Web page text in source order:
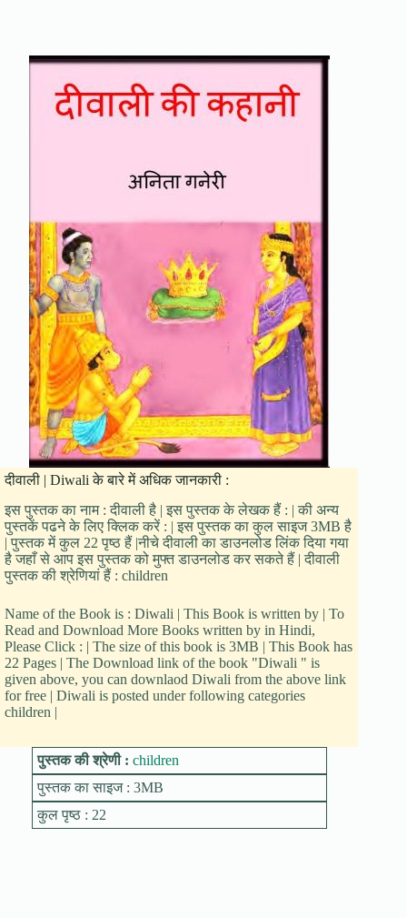
दीवाली | Diwali के बारे में अधिक जानकारी :
इस पुस्तक का नाम : दीवाली है | इस पुस्तक के लेखक हैं : | की अन्य
पुस्तकें पढने के लिए क्लिक करें : | इस पुस्तक का कुल साइज 3MB है
| पुस्तक में कुल 22 पृष्ठ हैं |नीचे दीवाली का डाउनलोड लिंक दिया गया
है जहाँ से आप इस पुस्तक को मुफ्त डाउनलोड कर सकते हैं | दीवाली
पुस्तक की श्रेणियां हैं : children
Name of the Book is : Diwali | This Book is written by | To
Read and Download More Books written by in Hindi,
Please Click : | The size of this book is 3MB | This Book has
22 Pages | The Download link of the book "Diwali " is
given above, you can downlaod Diwali from the above link
for free | Diwali is posted under following categories
children |
पुस्तक की श्रेणी : children
पुस्तक का साइज : 3MB
कुल पृष्ठ : 22